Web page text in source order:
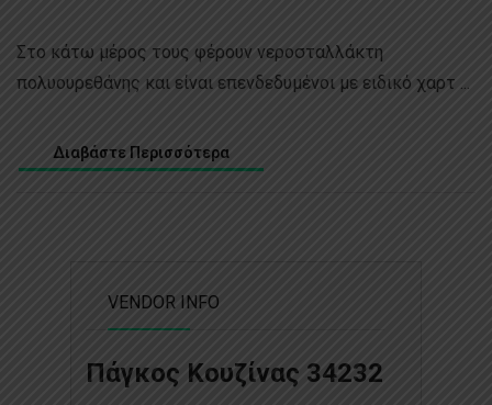
Στο κάτω μέρος τους φέρουν νεροσταλλάκτη
πολυουρεθάνης και είναι επενδεδυμένοι με ειδικό χαρτ ...
Διαβάστε Περισσότερα
VENDOR INFO
Πάγκος Κουζίνας 34232